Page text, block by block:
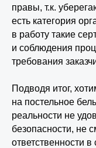
правы, т.к.
есть категория
в работу такие
и соблюдения
требования
Подводя итог,
на постельное
реальности не
безопасности, не
ответственности